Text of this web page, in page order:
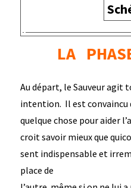
LA
Au départ, le Sauveur agit
intention. Il est convaincu
quelque chose pour aider
croit savoir mieux que
sent indispensable et
place de